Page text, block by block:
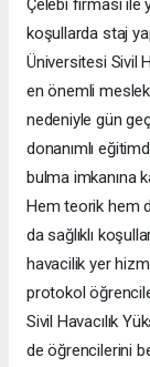
Çelebi firması ile
koşullarda staj
Üniversitesi Sivil
en önemli
nedeniyle gün
donanımlı
bulma imkanına
Hem teorik hem
da sağlıklı
havacilik yer
protokol
Sivil Havacılık
de öğrencilerini